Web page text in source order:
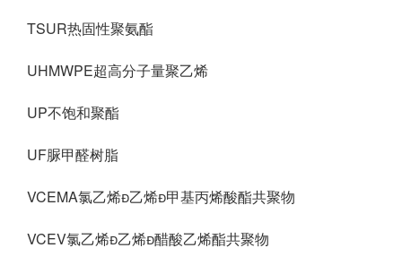
TSUR热固性聚氨酯
UHMWPE超高分子量聚乙烯
UP不饱和聚酯
UF脲甲醛树脂
VCEMA氯乙烯乙烯甲基丙烯酸酯共聚物
VCEV氯乙烯乙烯醋酸乙烯酯共聚物